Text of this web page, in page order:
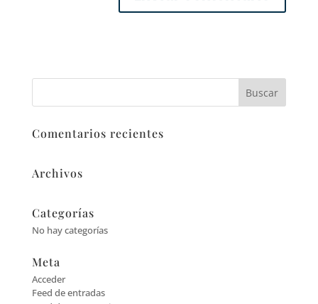
Comentarios recientes
Archivos
Categorías
No hay categorías
Meta
Acceder
Feed de entradas